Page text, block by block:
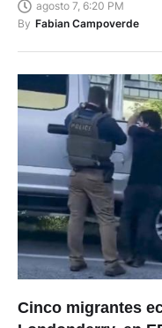
agosto 7, 6:20 PM
By Fabian Campoverde
Cinco migrantes